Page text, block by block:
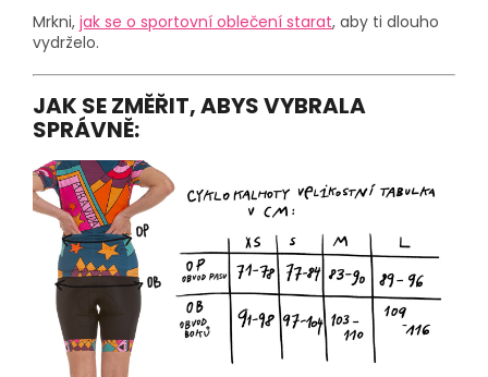
Mrkni, jak se o sportovní oblečení starat, aby ti dlouho
vydrželo.
JAK SE ZMĚŘIT, ABYS VYBRALA
SPRÁVNĚ: